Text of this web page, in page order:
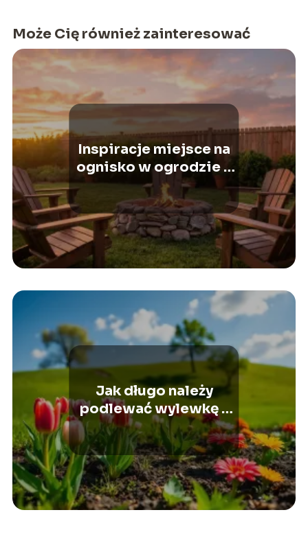
Może Cię również zainteresować
Inspiracje miejsce na
ognisko w ogrodzie –
praktyczne pomysły
Jak długo należy
podlewać wylewkę z
miksokreta?